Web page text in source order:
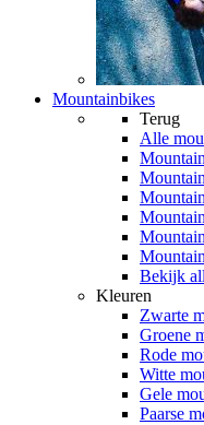
Mountainbikes
Terug
Alle
Bekijk
Kleuren
Zwarte
Groene
Rode
Witte
Gele
Paarse